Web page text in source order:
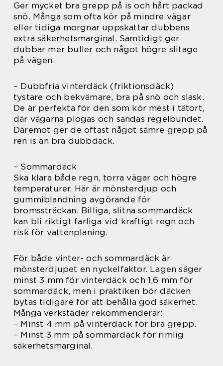
Ger mycket bra grepp på is och hårt packad
snö. Många som ofta kör på mindre vägar
eller tidiga morgnar uppskattar dubbens
extra säkerhetsmarginal. Samtidigt ger
dubbar mer buller och något högre slitage
på vägen.
– Dubbfria vinterdäck (friktionsdäck)
tystare och bekvämare, bra på snö och slask.
De är perfekta för den som kör mest i tätort,
där vägarna plogas och sandas regelbundet.
Däremot ger de oftast något sämre grepp på
ren is än bra dubbdäck.
– Sommardäck
Ska klara både regn, torra vägar och högre
temperaturer. Här är mönsterdjup och
gummiblandning avgörande för
bromssträckan. Billiga, slitna sommardäck
kan bli riktigt farliga vid kraftigt regn och
risk för vattenplaning.
För både vinter- och sommardäck är
mönsterdjupet en nyckelfaktor. Lagen säger
minst 3 mm för vinterdäck och 1,6 mm för
sommardäck, men i praktiken bör däcken
bytas tidigare för att behålla god säkerhet.
Många verkstäder rekommenderar:
– Minst 4 mm på vinterdäck för bra grepp.
– Minst 3 mm på sommardäck för rimlig
säkerhetsmarginal.